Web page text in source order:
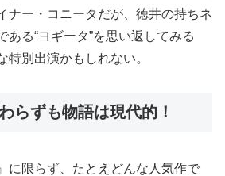
ナー・コニータだが、徳井の持ちネ
ある“ヨギータ”を思い返してみる
特別出演かもしれない。
らずも物語は現代的！
に限らず、たとえどんな人気作で